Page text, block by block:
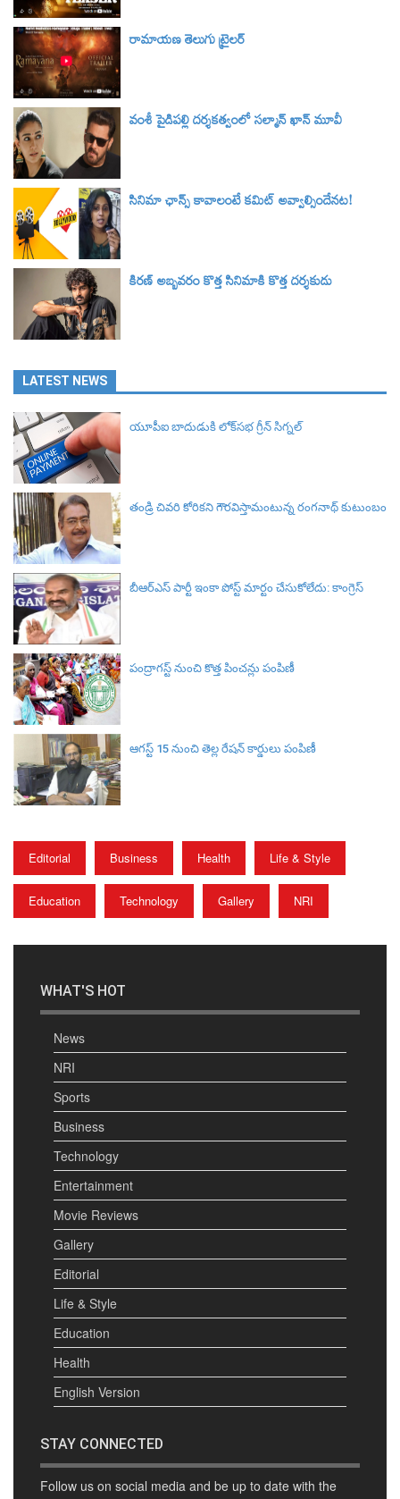
రామాయణ తెలుగు ట్రైలర్‌
వంశీ పైడిపల్లి దర్శకత్వంలో సల్మాన్ ఖాన్ మూవీ
సినిమా ఛాన్స్ కావాలంటే కమిట్ అవ్వాల్సిందేనట!
కిరణ్ అబ్బవరం కొత్త సినిమాకి కొత్త దర్శకుడు
LATEST NEWS
యూపీఐ బాదుడుకి లోక్‌సభ గ్రీన్ సిగ్నల్‌
తండ్రి చివరి కోరికని గౌరవిస్తామంటున్న రంగనాథ్ కుటుంబం
బీఆర్ఎస్‌ పార్టీ ఇంకా పోస్ట్ మార్టం చేసుకోలేదు: కాంగ్రెస్‌
పంద్రాగస్ట్ నుంచి కొత్త పించన్లు పంపిణీ
ఆగస్ట్ 15 నుంచి తెల్ల రేషన్ కార్డులు పంపిణీ
Editorial Business Health Life & Style
Education Technology Gallery NRI
WHAT'S HOT
News
NRI
Sports
Business
Technology
Entertainment
Movie Reviews
Gallery
Editorial
Life & Style
Education
Health
English Version
STAY CONNECTED
Follow us on social media and be up to date with the